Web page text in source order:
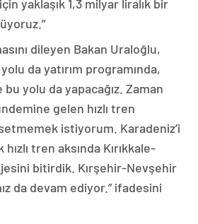
yaklaşık 1,3 milyar liralık bir
dileyen Bakan Uraloğlu,
da yatırım programında,
yolu da yapacağız. Zaman
gelen hızlı tren
istiyorum. Karadeniz’i
tren aksında Kırıkkale-
bitirdik. Kırşehir-Nevşehir
da devam ediyor.” ifadesini